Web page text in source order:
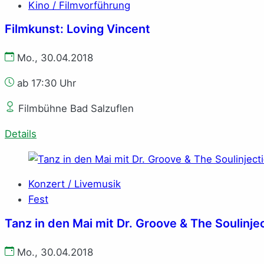
Kino / Filmvorführung
Filmkunst: Loving Vincent
Mo., 30.04.2018
ab 17:30 Uhr
Filmbühne Bad Salzuflen
Details
Konzert / Livemusik
Fest
Tanz in den Mai mit Dr. Groove & The
Mo., 30.04.2018